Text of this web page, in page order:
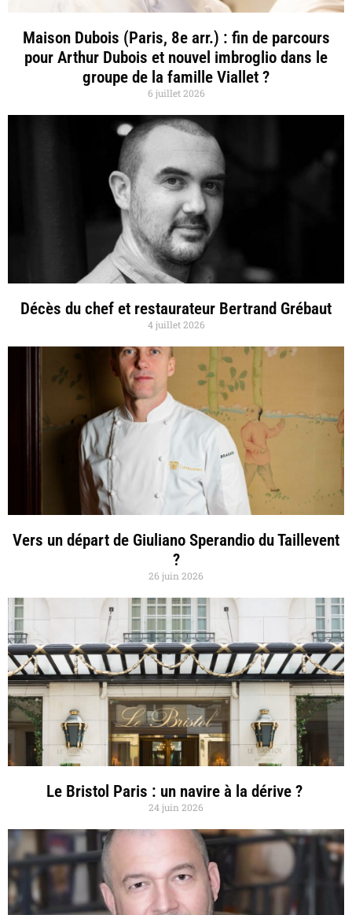
Maison Dubois (Paris, 8e arr.) : fin de parcours
pour Arthur Dubois et nouvel imbroglio dans le
groupe de la famille Viallet ?
6 juillet 2026
Décès du chef et restaurateur Bertrand Grébaut
4 juillet 2026
Vers un départ de Giuliano Sperandio du Taillevent
?
26 juin 2026
Le Bristol Paris : un navire à la dérive ?
24 juin 2026